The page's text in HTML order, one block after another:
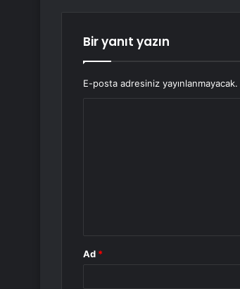
Bir yanıt yazın
E-posta adresiniz yayınlanmayacak.
Ad *